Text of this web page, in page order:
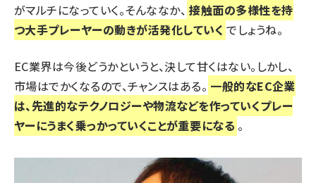
がマルチになっていく。そんななか、 接触面の多様性を持
つ大手プレーヤーの動きが活発化していく でしょうね。
EC業界は今後どうかというと、決して甘くはない。しかし、
市場はでかくなるので、チャンスはある。 一般的なEC企業
は、先進的なテクノロジーや物流などを作っていくプレー
ヤーにうまく乗っかっていくことが重要になる 。